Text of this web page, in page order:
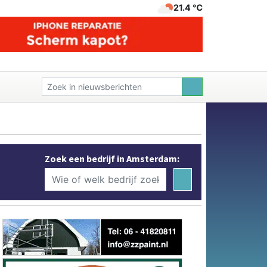
21.4 ℃
Zoek een bedrijf in Amsterdam: